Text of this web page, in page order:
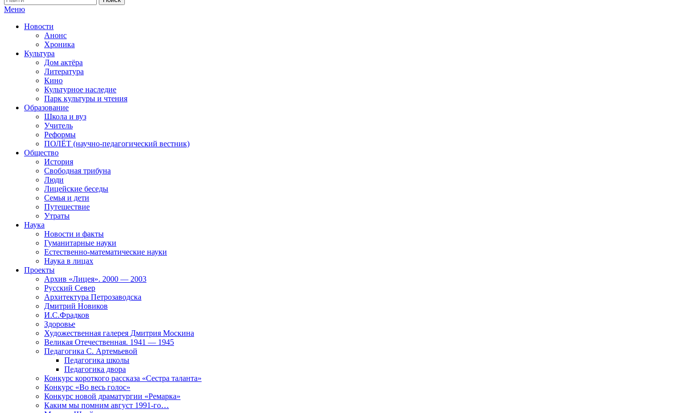
Меню
Новости
Анонс
Хроника
Культура
Дом актёра
Литература
Кино
Культурное наследие
Парк культуры и чтения
Образование
Школа и вуз
Учитель
Реформы
ПОЛЁТ (научно-педагогический вестник)
Общество
История
Свободная трибуна
Люди
Лицейские беседы
Семья и дети
Путешествие
Утраты
Наука
Новости и факты
Гуманитарные науки
Естественно-математические науки
Наука в лицах
Проекты
Архив «Лицея». 2000 — 2003
Русский Север
Архитектура Петрозаводска
Дмитрий Новиков
И.С.Фрадков
Здоровье
Художественная галерея Дмитрия Москина
Великая Отечественная. 1941 — 1945
Педагогика С. Артемьевой
Педагогика школы
Педагогика двора
Конкурс короткого рассказа «Сестра таланта»
Конкурс «Во весь голос»
Конкурс новой драматургии «Ремарка»
Каким мы помним август 1991-го…